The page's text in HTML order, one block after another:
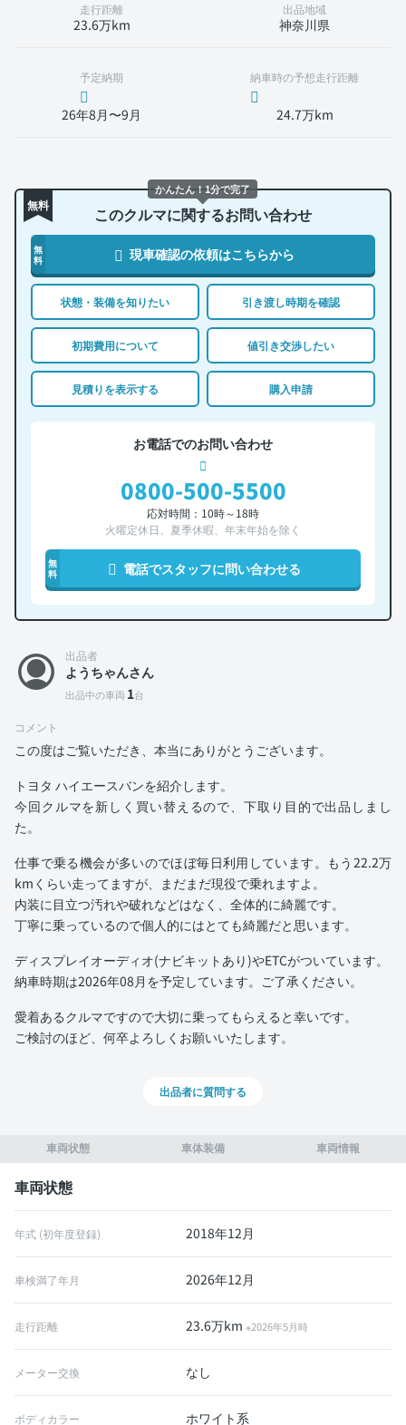
走行距離
23.6万km
出品地域
神奈川県
予定納期
26年8月〜9月
納車時の予想走行距離
24.7万km
無料 このクルマに関するお問い合わせ
無
料
現車確認の依頼はこちらから
状態・装備を知りたい 引き渡し時期を確認
初期費用について 値引き交渉したい
見積りを表示する 購入申請
お電話でのお問い合わせ
0800-500-5500
応対時間：10時～18時
火曜定休日、夏季休暇、年末年始を除く
無
料
電話でスタッフに問い合わせる
車両状態 車体装備 車両情報
車両状態
年式 (初年度登録) 2018年12月
車検満了年月 2026年12月
走行距離 23.6万km※2026年5月時
メーター交換 なし
ボディカラー ホワイト系
出品者
ようちゃんさん
出品中の車両 1台
コメント
この度はご覧いただき、本当にありがとうございます。
トヨタ ハイエースバンを紹介します。
今回クルマを新しく買い替えるので、下取り目的で出品しまし
た。
仕事で乗る機会が多いのでほぼ毎日利用しています。もう22.2万
kmくらい走ってますが、まだまだ現役で乗れますよ。
内装に目立つ汚れや破れなどはなく、全体的に綺麗です。
丁寧に乗っているので個人的にはとても綺麗だと思います。
ディスプレイオーディオ(ナビキットあり)やETCがついています。
納車時期は2026年08月を予定しています。ご了承ください。
愛着あるクルマですので大切に乗ってもらえると幸いです。
ご検討のほど、何卒よろしくお願いいたします。
出品者に質問する
かんたん！1分で完了